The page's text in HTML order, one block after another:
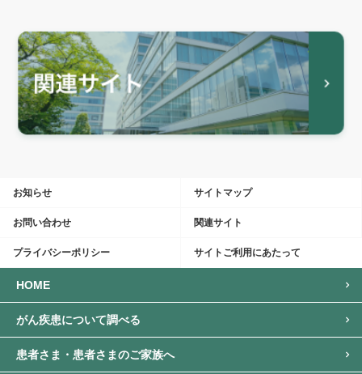
お知らせ サイトマップ
お問い合わせ 関連サイト
プライバシーポリシー サイトご利用にあたって
HOME
がん疾患について調べる
患者さま・ 患者さまのご家族へ